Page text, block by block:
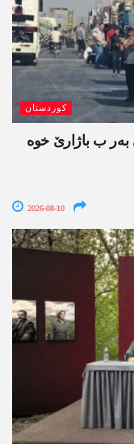
کوردستان
بەر ب باژارێ خوە
2026-08-10